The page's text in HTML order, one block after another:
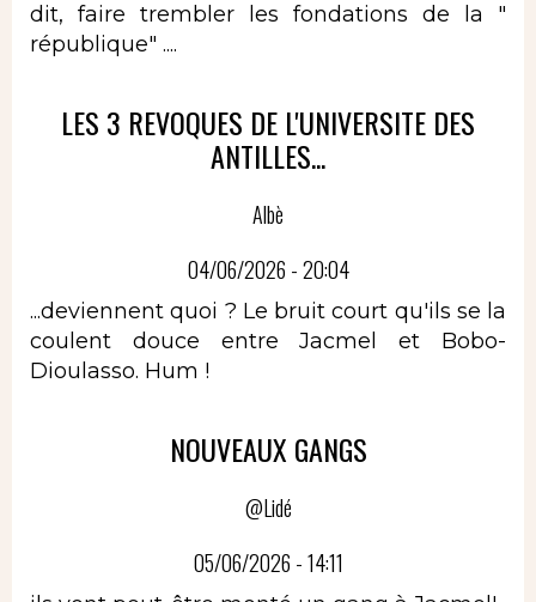
dit, faire trembler les fondations de la "
république" ....
LES 3 REVOQUES DE L'UNIVERSITE DES
ANTILLES...
Albè
04/06/2026 - 20:04
...deviennent quoi ? Le bruit court qu'ils se la
coulent douce entre Jacmel et Bobo-
Dioulasso. Hum !
NOUVEAUX GANGS
@Lidé
05/06/2026 - 14:11